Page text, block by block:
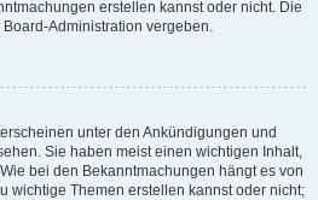
erstellen kannst oder nicht. Die
Administration vergeben.
unter den Ankündigungen und
Sie haben meist einen wichtigen Inhalt,
bei den Bekanntmachungen hängt es von
wichtige Themen erstellen kannst oder nicht;